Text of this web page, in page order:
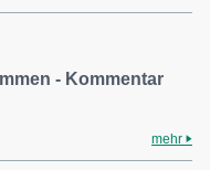
- Kommentar
mehr